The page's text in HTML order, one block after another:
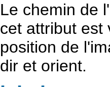
Le chemin de
cet attribut est
position de
dir et orient.